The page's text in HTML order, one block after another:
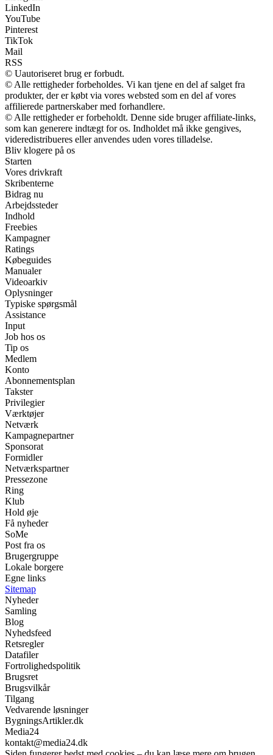
LinkedIn
YouTube
Pinterest
TikTok
Mail
RSS
© Uautoriseret brug er forbudt.
© Alle rettigheder forbeholdes. Vi kan tjene en del af salget fra
produkter, der er købt via vores websted som en del af vores
affilierede partnerskaber med forhandlere.
© Alle rettigheder er forbeholdt. Denne side bruger affiliate-links,
som kan generere indtægt for os. Indholdet må ikke gengives,
videredistribueres eller anvendes uden vores tilladelse.
Bliv klogere på os
Starten
Vores drivkraft
Skribenterne
Bidrag nu
Arbejdssteder
Indhold
Freebies
Kampagner
Ratings
Købeguides
Manualer
Videoarkiv
Oplysninger
Typiske spørgsmål
Assistance
Input
Job hos os
Tip os
Medlem
Konto
Abonnementsplan
Takster
Privilegier
Værktøjer
Netværk
Kampagnepartner
Sponsorat
Formidler
Netværkspartner
Pressezone
Ring
Klub
Hold øje
Få nyheder
SoMe
Post fra os
Brugergruppe
Lokale borgere
Egne links
Sitemap
Nyheder
Samling
Blog
Nyhedsfeed
Retsregler
Datafiler
Fortrolighedspolitik
Brugsret
Brugsvilkår
Tilgang
Vedvarende løsninger
BygningsArtikler.dk
Media24
kontakt@media24.dk